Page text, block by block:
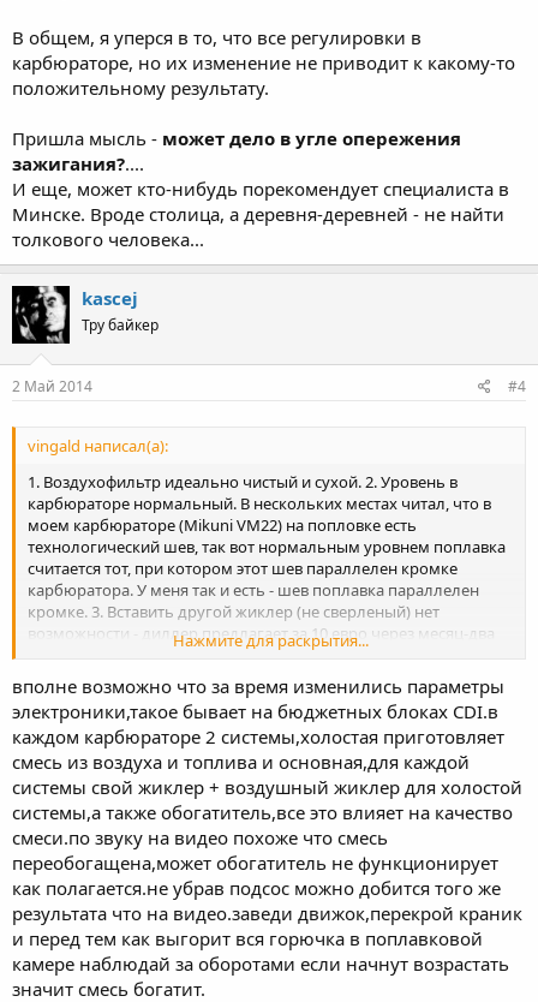
В общем, я уперся в то, что все регулировки в
карбюраторе, но их изменение не приводит к какому-то
положительному результату.
Пришла мысль - может дело в угле опережения
зажигания?....
И еще, может кто-нибудь порекомендует специалиста в
Минске. Вроде столица, а деревня-деревней - не найти
толкового человека...
kascej
Тру байкер
2 Май 2014 #4
vingald написал(а):
1. Воздухофильтр идеально чистый и сухой. 2. Уровень в
карбюраторе нормальный. В нескольких местах читал, что в
моем карбюраторе (Mikuni VM22) на попловке есть
технологический шев, так вот нормальным уровнем поплавка
считается тот, при котором этот шев параллелен кромке
карбюратора. У меня так и есть - шев поплавка параллелен
кромке. 3. Вставить другой жиклер (не сверленый) нет
возможности - диллер предлагает за 10 евро через месяц-два
под заказ, а больше нигде не нашел. 4. Все остальные каналы-
вычистил. Все дуется воздухом и блестит. Не совсем понятна
фраза "согласовать оба карбюратора". Наверное, это описка -
карбюратор ведь один у меня. В общем, я уперся в то, что все
регулировки в карбюраторе, но их изменение не приводит к
какому-то положительному результату. Пришла мысль -
может дело в угле опережения зажигания?.... И еще, может кто-
нибудь порекомендует специалиста в Минске. Вроде столица, а
деревня-деревней - не найти толкового человека...
Нажмите для раскрытия...
вполне возможно что за время изменились параметры
электроники,такое бывает на бюджетных блоках CDI.в
каждом карбюраторе 2 системы,холостая приготовляет
смесь из воздуха и топлива и основная,для каждой
системы свой жиклер + воздушный жиклер для холостой
системы,а также обогатитель,все это влияет на качество
смеси.по звуку на видео похоже что смесь
переобогащена,может обогатитель не функционирует
как полагается.не убрав подсос можно добится того же
результата что на видео.заведи движок,перекрой краник
и перед тем как выгорит вся горючка в поплавковой
камере наблюдай за оборотами если начнут возрастать
значит смесь богатит.